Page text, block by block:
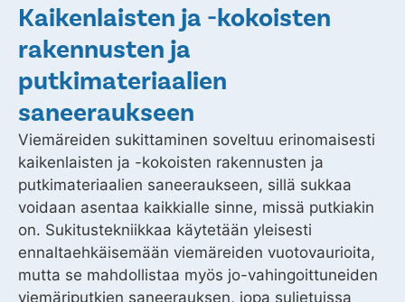
Kaikenlaisten ja -kokoisten
rakennusten ja
putkimateriaalien
saneeraukseen
Viemäreiden sukittaminen soveltuu erinomaisesti
kaikenlaisten ja -kokoisten rakennusten ja
putkimateriaalien saneeraukseen, sillä sukkaa
voidaan asentaa kaikkialle sinne, missä putkiakin
on. Sukitustekniikkaa käytetään yleisesti
ennaltaehkäisemään viemäreiden vuotovaurioita,
mutta se mahdollistaa myös jo-vahingoittuneiden
viemäriputkien saneerauksen, jopa suljetuissa